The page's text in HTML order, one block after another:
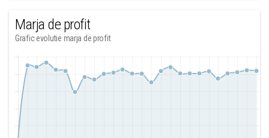
Marja de profit
Grafic evolutie marja de profit